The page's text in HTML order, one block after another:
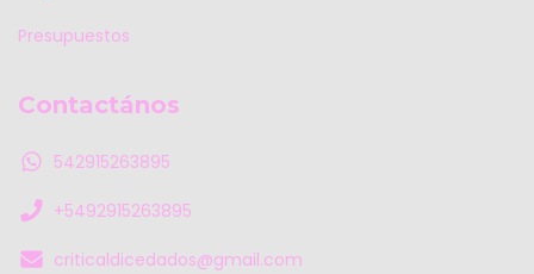
Presupuestos
Contactános
542915263895
+5492915263895
criticaldicedados@gmail.com